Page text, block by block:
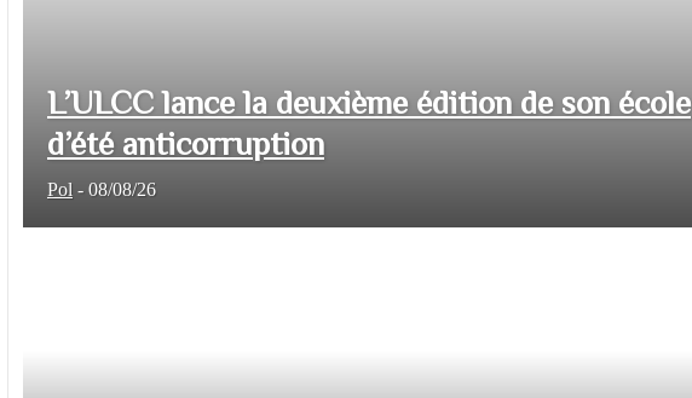
L’ULCC lance la deuxième édition de son école
d’été anticorruption
Pol - 08/08/26